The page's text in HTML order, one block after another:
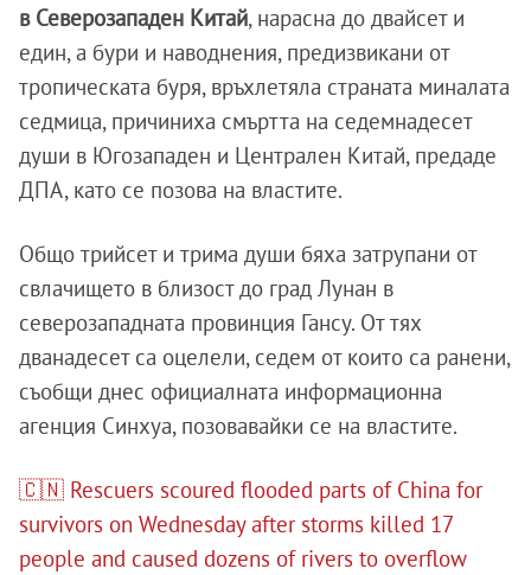
в Северозападен Китай, нарасна до двайсет и
един, а бури и наводнения, предизвикани от
тропическата буря, връхлетяла страната миналата
седмица, причиниха смъртта на седемнадесет
души в Югозападен и Централен Китай, предаде
ДПА, като се позова на властите.
Общо трийсет и трима души бяха затрупани от
свлачището в близост до град Лунан в
северозападната провинция Гансу. От тях
дванадесет са оцелели, седем от които са ранени,
съобщи днес официалната информационна
агенция Синхуа, позовавайки се на властите.
🇨🇳 Rescuers scoured flooded parts of China for
survivors on Wednesday after storms killed 17
people and caused dozens of rivers to overflow